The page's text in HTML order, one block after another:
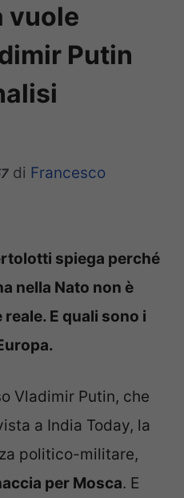
vuole
Putin
di Francesco
spiega perché
nella Nato non è
E quali sono i
Vladimir Putin, che
a India Today, la
politico-militare,
per Mosca. E